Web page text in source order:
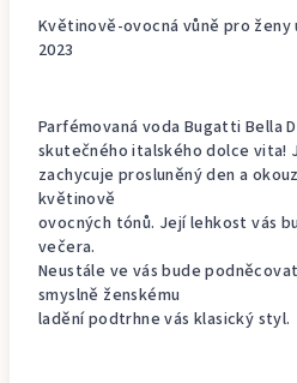
Květinově-ovocná vůně pro ženy
2023
Parfémovaná voda Bugatti Bella
skutečného italského dolce vita!
zachycuje prosluněný den a
květinově
ovocných tónů. Její lehkost vás
večera.
Neustále ve vás bude
smyslně ženskému
ladění podtrhne vás klasický styl.